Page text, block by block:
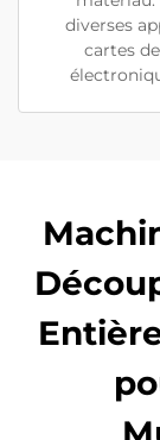
diverses
cartes